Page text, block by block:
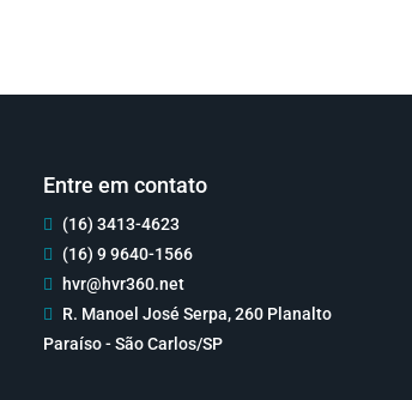
Entre em contato
 (16) 3413-4623
 (16) 9 9640-1566
 hvr@hvr360.net

R. Manoel José Serpa, 260 Planalto
Paraíso - São Carlos/SP